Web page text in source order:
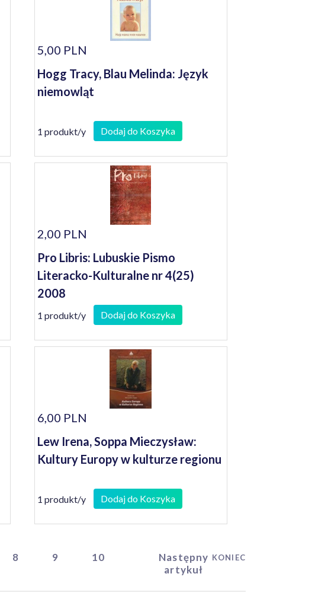
5,00 PLN
Hogg Tracy, Blau Melinda: Język
niemowląt
1 produkt/y Dodaj do Koszyka
2,00 PLN
Pro Libris: Lubuskie Pismo
Literacko-Kulturalne nr 4(25)
2008
1 produkt/y Dodaj do Koszyka
6,00 PLN
Lew Irena, Soppa Mieczysław:
Kultury Europy w kulturze regionu
1 produkt/y Dodaj do Koszyka
8 9 10
Następny
artykuł
KONIEC